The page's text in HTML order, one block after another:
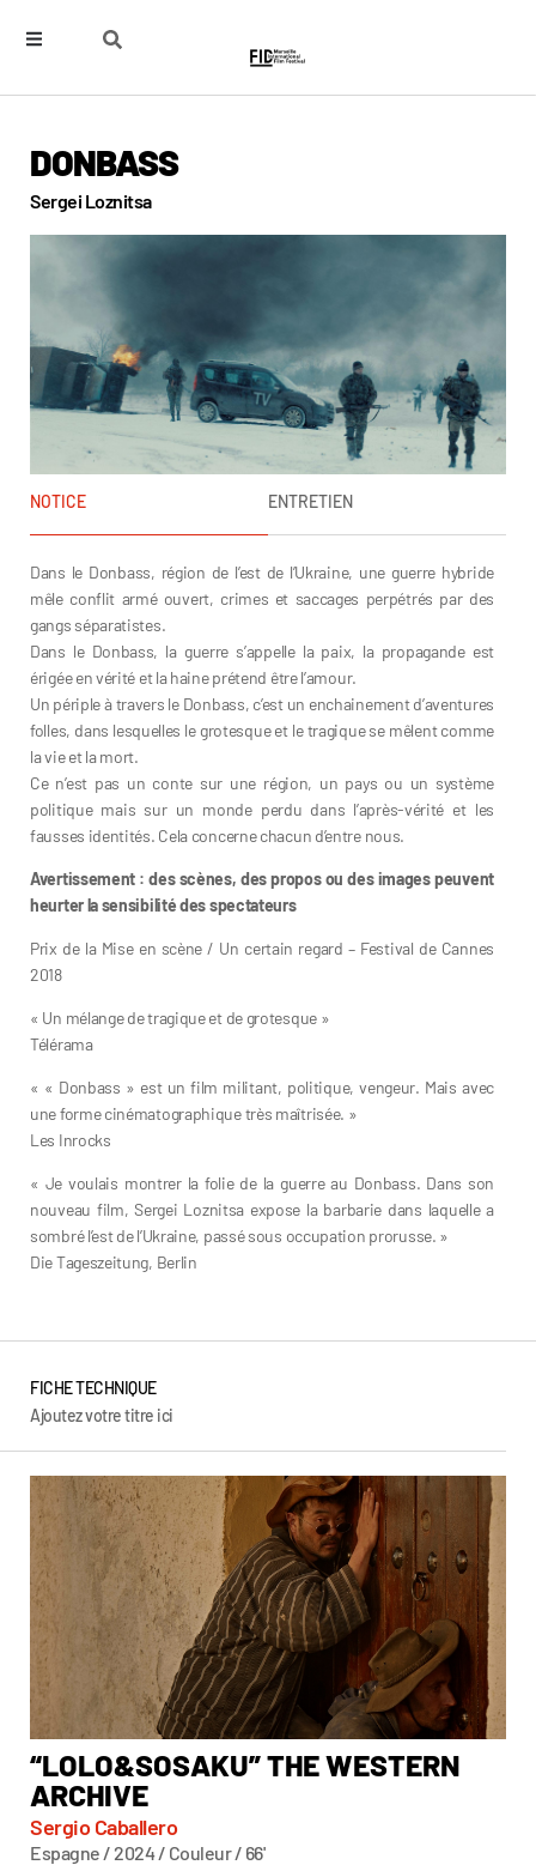
DONBASS
Sergei Loznitsa
NOTICE ENTRETIEN
Dans le Donbass, région de l’est de l’Ukraine, une guerre hybride
mêle conflit armé ouvert, crimes et saccages perpétrés par des
gangs séparatistes.
Dans le Donbass, la guerre s’appelle la paix, la propagande est
érigée en vérité et la haine prétend être l’amour.
Un périple à travers le Donbass, c’est un enchainement d’aventures
folles, dans lesquelles le grotesque et le tragique se mêlent comme
la vie et la mort.
Ce n’est pas un conte sur une région, un pays ou un système
politique mais sur un monde perdu dans l’après-vérité et les
fausses identités. Cela concerne chacun d’entre nous.
Avertissement : des scènes, des propos ou des images peuvent
heurter la sensibilité des spectateurs
Prix de la Mise en scène / Un certain regard – Festival de Cannes
2018
« Un mélange de tragique et de grotesque »
Télérama
« « Donbass » est un film militant, politique, vengeur. Mais avec
une forme cinématographique très maîtrisée. »
Les Inrocks
« Je voulais montrer la folie de la guerre au Donbass. Dans son
nouveau film, Sergei Loznitsa expose la barbarie dans laquelle a
sombré l’est de l’Ukraine, passé sous occupation prorusse. »
Die Tageszeitung, Berlin
FICHE TECHNIQUE
Ajoutez votre titre ici
“LOLO&SOSAKU” THE WESTERN
ARCHIVE
Sergio Caballero
Espagne / 2024 / Couleur / 66'